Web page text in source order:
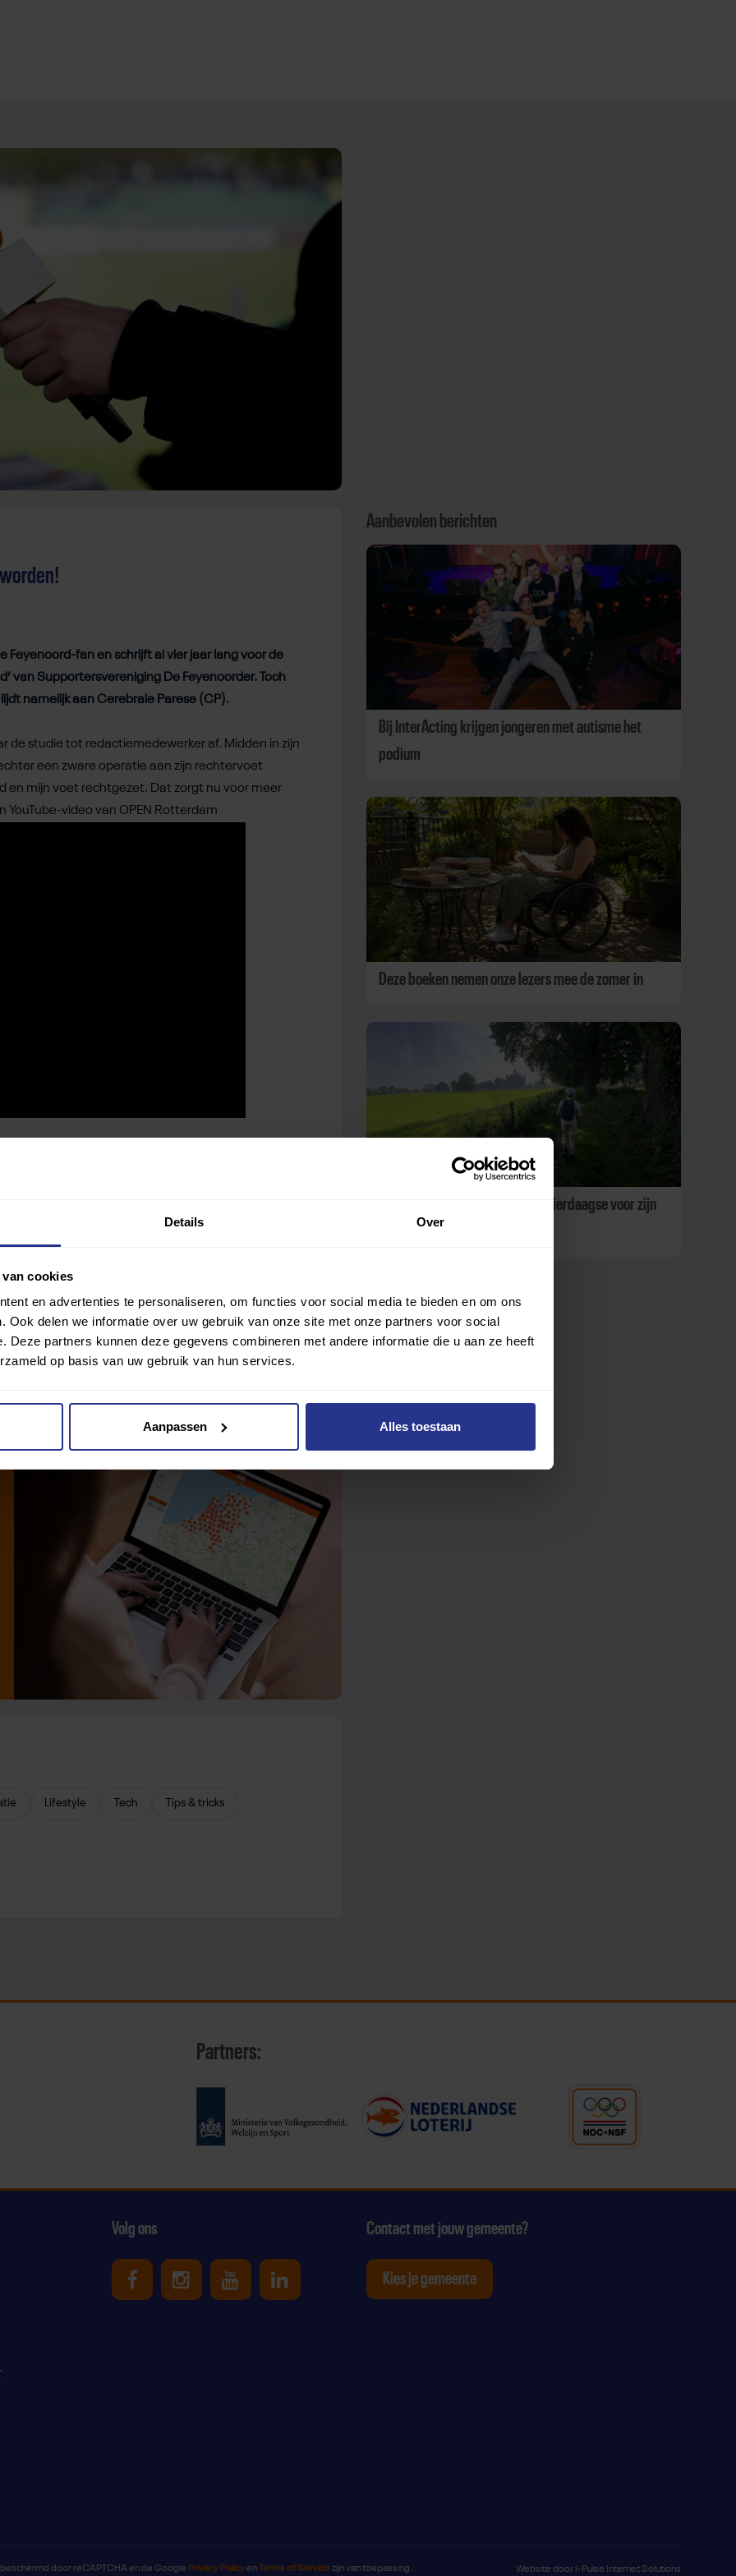
Details Over
cookies
en advertenties te personaliseren, om functies voor social media te bieden en om ons
Ook delen we informatie over uw gebruik van onze site met onze partners voor social
Deze partners kunnen deze gegevens combineren met andere informatie die u aan ze heeft
op basis van uw gebruik van hun services.
Aanpassen Alles toestaan
fan en schrijft al vier jaar lang voor de
van Supportersvereniging De Feyenoorder. Toch
namelijk aan Cerebrale Parese (CP).
de studie tot redactiemedewerker af. Midden in zijn
een zware operatie aan zijn rechtervoet
en mijn voet rechtgezet. Dat zorgt nu voor meer
YouTube-video van OPEN Rotterdam
maanden verwacht, maar daar dacht Oscar anders
halen. In januari 2017 kwam ik bij mijn
van alles voor me geregeld waardoor ik mijn
voet in het gips heb ik gewoon doorgewerkt en
werkt Oscar hard om zijn dromen in de
Lifestyle Tech Tips & tricks
Aanbevolen berichten
Bij InterActing krijgen jongeren met autisme het
podium
Deze boeken nemen onze lezers mee de zomer in
Slechtziende Boaz wandelt de Vierdaagse voor zijn
klasgenoten
Partners:
Volg ons
Uniek Sporten op Facebook
Uniek Sporten op Instagram
Uniek Sporten op Youtube
Uniek Sporten op Linkedin
Contact met jouw gemeente?
Kies je gemeente
door reCAPTCHA en de Google Privacy PolicyenTerms of Servicezijn van toepassing. Website door I-Pulse Internet Solutions